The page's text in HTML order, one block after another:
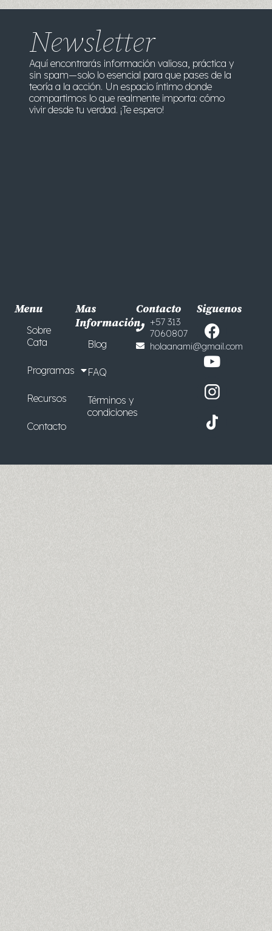
Newsletter
Aquí encontrarás información valiosa, práctica y
sin spam—solo lo esencial para que pases de la
teoría a la acción. Un espacio íntimo donde
compartimos lo que realmente importa: cómo
vivir desde tu verdad. ¡Te espero!
Menu
Sobre
Cata
Programas
Recursos
Contacto
Mas
Información
Blog
FAQ
Términos y
condiciones
Siguenos
F
a
c
e
b
o
o
k
Y
o
u
t
u
b
e
Contacto
+57 313
7060807
holaanami@gmail.com